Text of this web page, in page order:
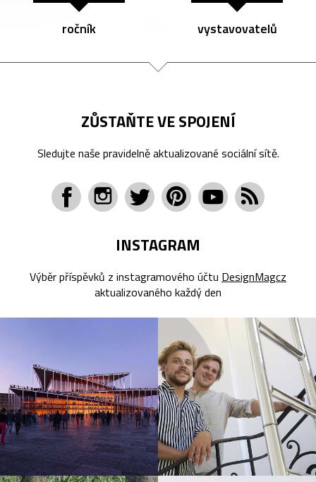
ročník vystavovatelů
ZŮSTAŇTE VE SPOJENÍ
Sledujte naše pravidelně aktualizované sociální sítě.
INSTAGRAM
Výběr příspěvků z instagramového účtu DesignMagcz
aktualizovaného každý den